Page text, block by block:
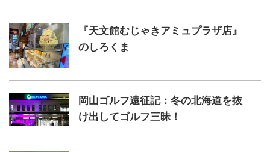
『天文館むじゃきアミュプラザ店』
のしろくま
岡山ゴルフ遠征記：冬の北海道を抜
け出してゴルフ三昧！